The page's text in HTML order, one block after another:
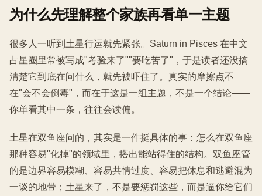
为什么先理解整个家族再看单一主题
很多人一听到土星行运就先紧张。Saturn in Pisces 在中文
占星圈里常被写成"考验来了""要吃苦了"，于是读者还没搞
清楚它到底在问什么，就先被吓住了。真实的摩擦点不
在"会不会倒霉"，而在于这是一组主题，不是一个结论——
你单看其中一条，往往会读偏。
土星在双鱼座问的，其实是一件挺具体的事：怎么在双鱼座
那种容易"化掉"的领域里，搭出能站得住的结构。双鱼座管
的是边界容易模糊、容易共情过度、容易把休息和逃避混为
一谈的地带；土星来了，不是要惩罚这些，而是逼你给它们